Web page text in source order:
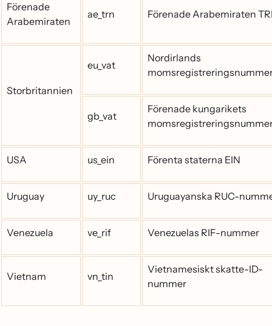
Förenade
Arabemiraten
ae_trn Förenade Arabemiraten
Storbritannien
eu_vat
Nordirlands
gb_vat
Förenade kungarikets
USA us_ein Förenta staterna EIN
Uruguay uy_ruc Uruguayanska RUC-
Venezuela ve_rif Venezuelas RIF-nummer
Vietnam vn_tin
Vietnamesiskt skatte-ID-
nummer